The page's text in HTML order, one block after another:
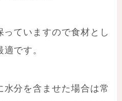
ていますので食材とし
適です。
水分を含ませた場合は常